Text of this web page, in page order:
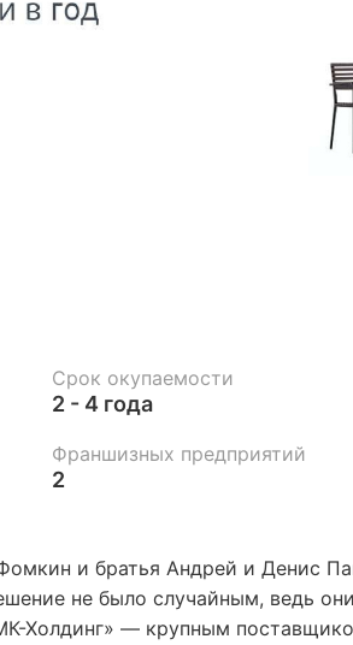
Срок окупаемости
2 - 4 года
Франшизных предприятий
2
и братья Андрей и Денис
не было случайным, ведь
Холдинг» — крупным